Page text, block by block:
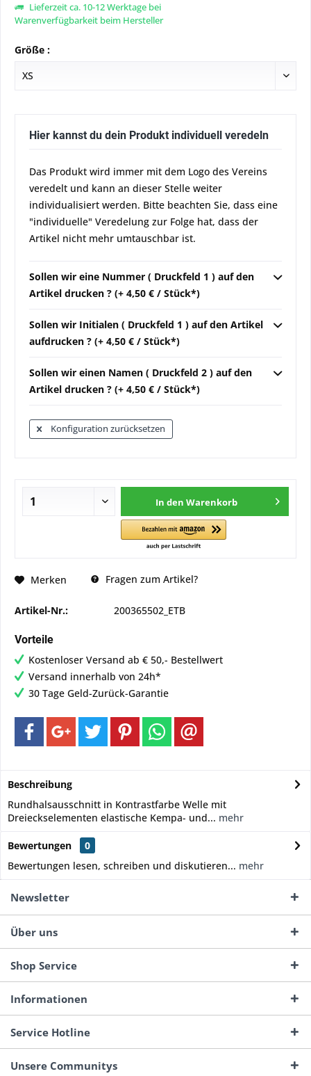
Lieferzeit ca. 10-12 Werktage bei
Warenverfügbarkeit beim Hersteller
Größe :
Hier kannst du dein Produkt individuell veredeln
Das Produkt wird immer mit dem Logo des Vereins
veredelt und kann an dieser Stelle weiter
individualisiert werden. Bitte beachten Sie, dass eine
"individuelle" Veredelung zur Folge hat, dass der
Artikel nicht mehr umtauschbar ist.
Sollen wir eine Nummer ( Druckfeld 1 ) auf den
Artikel drucken ? (+ 4,50 € / Stück*)
Sollen wir Initialen ( Druckfeld 1 ) auf den Artikel
aufdrucken ? (+ 4,50 € / Stück*)
Sollen wir einen Namen ( Druckfeld 2 ) auf den
Artikel drucken ? (+ 4,50 € / Stück*)
Konfiguration zurücksetzen
In den Warenkorb
Merken Fragen zum Artikel?
Artikel-Nr.: 200365502_ETB
Vorteile
Kostenloser Versand ab € 50,- Bestellwert
Versand innerhalb von 24h*
30 Tage Geld-Zurück-Garantie
Beschreibung
Rundhalsausschnitt in Kontrastfarbe Welle mit
Dreieckselementen elastische Kempa- und... mehr
Bewertungen
0
Bewertungen lesen, schreiben und diskutieren... mehr
Newsletter
Über uns
Shop Service
Informationen
Service Hotline
Unsere Communitys